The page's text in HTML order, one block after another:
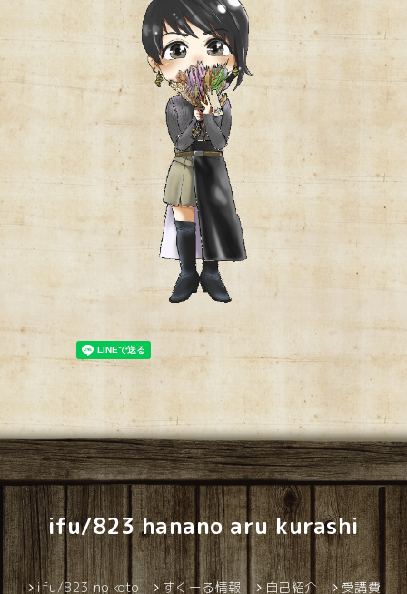
ifu/823 hanano aru kurashi
ifu/823 no koto すくーる情報 自己紹介 受講費